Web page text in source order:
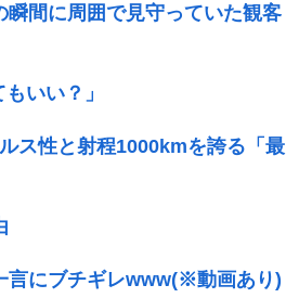
瞬間に周囲で見守っていた観客
いい？」
ス性と射程1000kmを誇る「最
言にブチギレwww(※動画あり)